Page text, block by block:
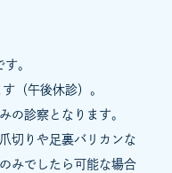
。
（午後休診）。
の診察となります。
切りや足裏バリカンな
みでしたら可能な場合